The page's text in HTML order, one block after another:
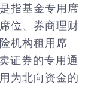
指基金专用席
位、券商理财
机构租用席
证券的专用通
为北向资金的